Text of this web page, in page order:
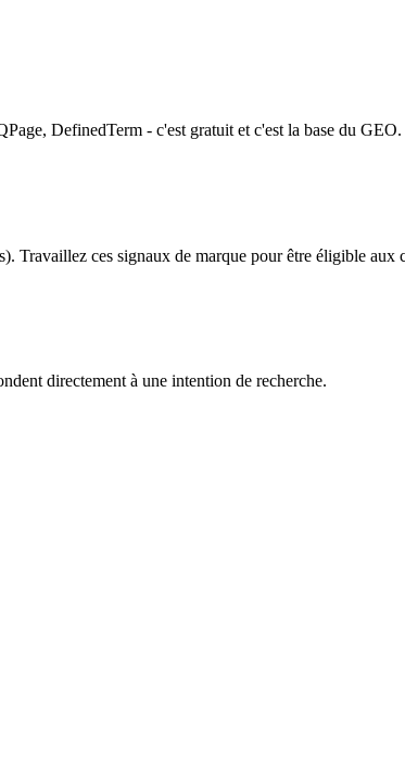
DefinedTerm - c'est gratuit et c'est la base du GEO.
Travaillez ces signaux de marque pour être éligible aux
directement à une intention de recherche.